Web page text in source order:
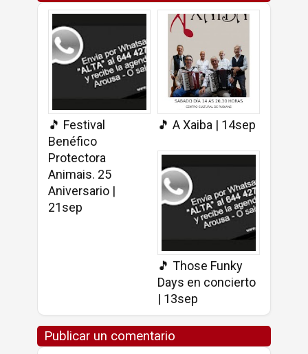
🎵 Festival
Benéfico
Protectora
Animais. 25
Aniversario |
21sep
🎵 A Xaiba | 14sep
🎵 Those Funky
Days en concierto
| 13sep
Publicar un comentario